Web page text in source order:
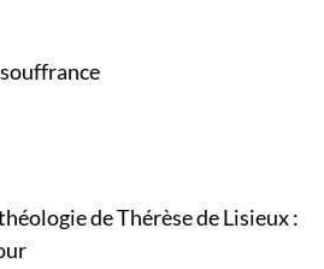
de Thérèse de Lisieux :